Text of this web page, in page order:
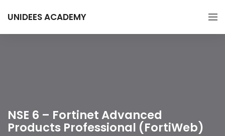
UNIDEES ACADEMY
NSE 6 – Fortinet Advanced
Products Professional (FortiWeb)